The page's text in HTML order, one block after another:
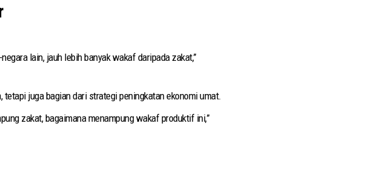
lain, jauh lebih banyak wakaf daripada zakat,”
juga bagian dari strategi peningkatan ekonomi umat.
zakat, bagaimana menampung wakaf produktif ini,”